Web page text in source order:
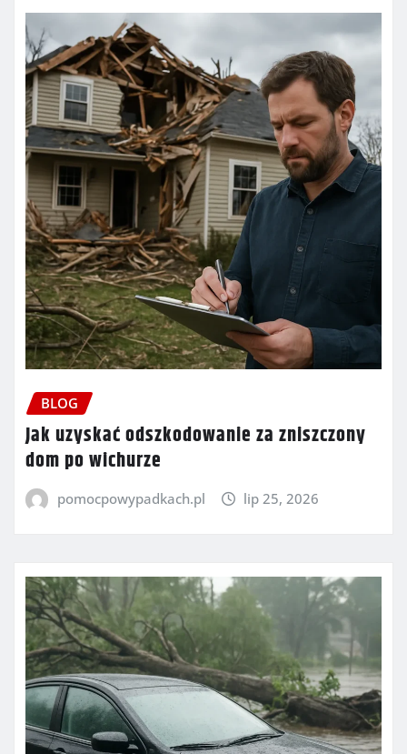
BLOG
Jak uzyskać odszkodowanie za zniszczony
dom po wichurze
pomocpowypadkach.pl lip 25, 2026